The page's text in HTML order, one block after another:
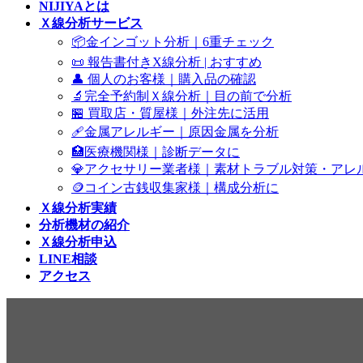
NIJIYAとは
Ｘ線分析サービス
📦金インゴット分析｜6重チェック
📜 報告書付きX線分析 | おすすめ
👤 個人のお客様｜購入品の確認
🔬完全予約制Ｘ線分析｜目の前で分析
🏪 買取店・質屋様｜外注先に活用
🩹金属アレルギー｜原因金属を分析
🏥医療機関様｜診断データに
💎アクセサリー業者様｜素材トラブル対策・アレ
🪙コイン古銭収集家様｜構成分析に
Ｘ線分析実績
分析機材の紹介
Ｘ線分析申込
LINE相談
アクセス